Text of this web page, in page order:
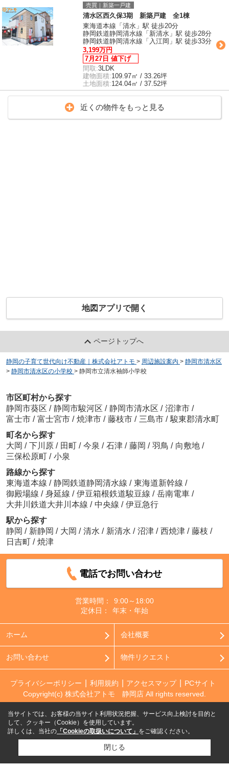
売買｜新築一戸建
清水区西久保3期 新築戸建 全1棟
東海道本線「清水」駅 徒歩20分
静岡鉄道静岡清水線「新清水」駅 徒歩28分
静岡鉄道静岡清水線「入江岡」駅 徒歩33分
3,199万円
7月27日 値下げ
間取:3LDK
建物面積:109.97㎡ / 33.26坪
土地面積:124.04㎡ / 37.52坪
近くの物件をもっと見る
地図アプリで開く
ページトップへ
静岡の子育て世代向け不動産｜株式会社アトモ > 周辺施設案内 > 静岡市清水区
> 静岡市清水区の小学校 > 静岡市立清水袖師小学校
市区町村から探す
静岡市葵区 / 静岡市駿河区 / 静岡市清水区 / 沼津市 /
富士市 / 富士宮市 / 焼津市 / 藤枝市 / 三島市 / 駿東郡清水町
町名から探す
大岡 / 下川原 / 田町 / 今泉 / 石津 / 藤岡 / 羽鳥 / 向敷地 /
三保松原町 / 小泉
路線から探す
東海道本線 / 静岡鉄道静岡清水線 / 東海道新幹線 /
御殿場線 / 身延線 / 伊豆箱根鉄道駿豆線 / 岳南電車 /
大井川鉄道大井川本線 / 中央線 / 伊豆急行
駅から探す
静岡 / 新静岡 / 大岡 / 清水 / 新清水 / 沼津 / 西焼津 / 藤枝 /
日吉町 / 焼津
電話でお問い合わせ
営業時間：
9:00～18:00
定休日：
年末・年始
ホーム 会社概要
お問い合わせ 物件リクエスト
プライバシーポリシー 利用規約 アクセスマップ
PCサイト
Copyright(c) 株式会社アトモ 静岡店 All rights reserved.
当サイトでは、お客様の当サイト利用状況把握、サービス向上検討を目的と
して、クッキー（Cookie）を使用しています。
詳しくは、当社の 「Cookieの取扱いについて」 をご確認ください。
閉じる